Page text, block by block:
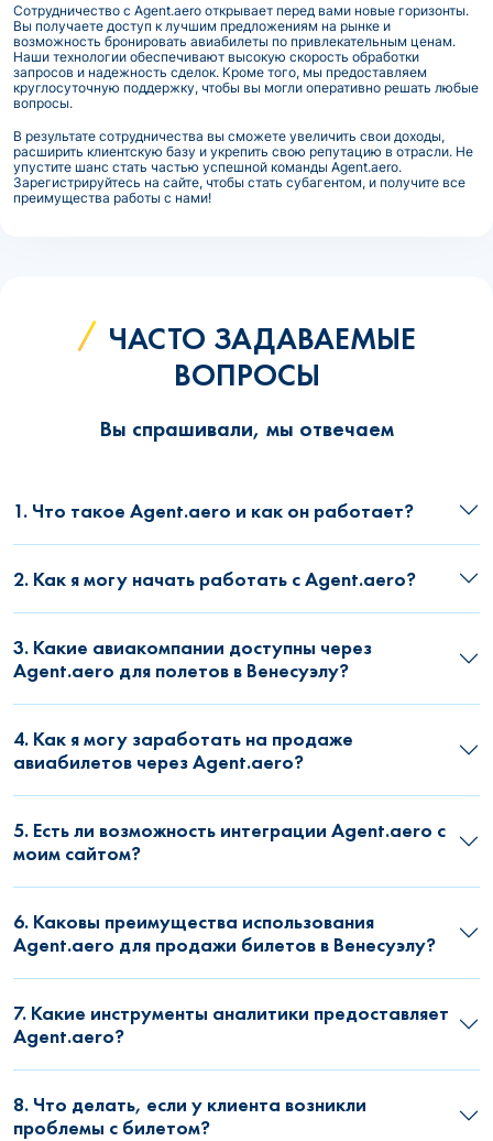
Сотрудничество с Agent.aero открывает перед вами новые горизонты.
Вы получаете доступ к лучшим предложениям на рынке и
возможность бронировать авиабилеты по привлекательным ценам.
Наши технологии обеспечивают высокую скорость обработки
запросов и надежность сделок. Кроме того, мы предоставляем
круглосуточную поддержку, чтобы вы могли оперативно решать любые
вопросы.
В результате сотрудничества вы сможете увеличить свои доходы,
расширить клиентскую базу и укрепить свою репутацию в отрасли. Не
упустите шанс стать частью успешной команды Agent.aero.
Зарегистрируйтесь на сайте, чтобы стать субагентом, и получите все
преимущества работы с нами!
ЧАСТО ЗАДАВАЕМЫЕ
ВОПРОСЫ
Вы спрашивали, мы отвечаем
1. Что такое Agent.aero и как он работает?
2. Как я могу начать работать с Agent.aero?
3. Какие авиакомпании доступны через
Agent.aero для полетов в Венесуэлу?
4. Как я могу заработать на продаже
авиабилетов через Agent.aero?
5. Есть ли возможность интеграции Agent.aero с
моим сайтом?
6. Каковы преимущества использования
Agent.aero для продажи билетов в Венесуэлу?
7. Какие инструменты аналитики предоставляет
Agent.aero?
8. Что делать, если у клиента возникли
проблемы с билетом?